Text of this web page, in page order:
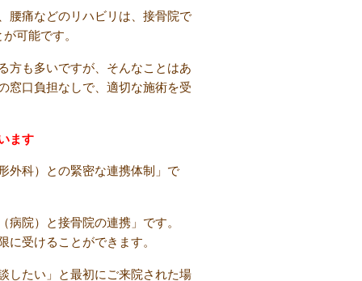
腰痛などのリハビリは、接骨院で
可能です。
方も多いですが、そんなことはあ
窓口負担なしで、適切な施術を受
ます
外科）との緊密な連携体制」で
院）と接骨院の連携」です。
受けることができます。
したい」と最初にご来院された場